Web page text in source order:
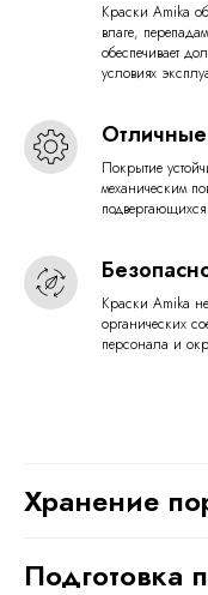
Краски Amika
влаге,
обеспечивает
условиях
Отличные
Покрытие
механическим
Краски Amika
органических
персонала и
Хранение
Подготовка